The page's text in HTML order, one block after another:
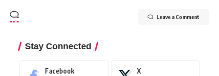
Leave a Comment
Stay Connected
Facebook X